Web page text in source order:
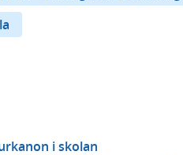
i skolan